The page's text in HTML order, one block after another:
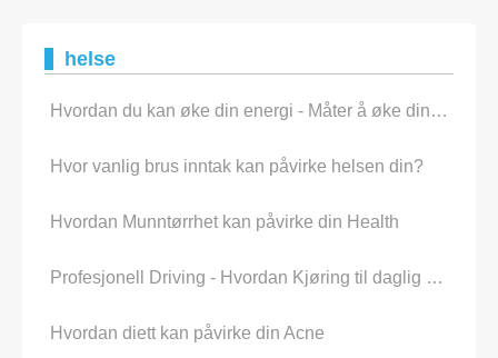
helse
Hvordan du kan øke din energi - Måter å øke din Energy
Hvor vanlig brus inntak kan påvirke helsen din?
Hvordan Munntørrhet kan påvirke din Health
Profesjonell Driving - Hvordan Kjøring til daglig kan påvirke helsen din, kan du bli Surprised
Hvordan diett kan påvirke din Acne